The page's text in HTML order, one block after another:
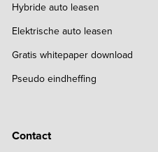
Hybride auto leasen
Elektrische auto leasen
Gratis whitepaper download
Pseudo eindheffing
Contact